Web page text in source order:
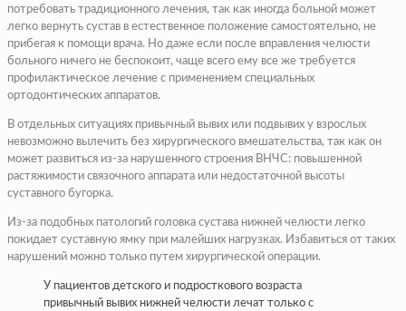
потребовать традиционного лечения, так как иногда больной может
легко вернуть сустав в естественное положение самостоятельно, не
прибегая к помощи врача. Но даже если после вправления челюсти
больного ничего не беспокоит, чаще всего ему все же требуется
профилактическое лечение с применением специальных
ортодонтических аппаратов.
В отдельных ситуациях привычный вывих или подвывих у взрослых
невозможно вылечить без хирургического вмешательства, так как он
может развиться из-за нарушенного строения ВНЧС: повышенной
растяжимости связочного аппарата или недостаточной высоты
суставного бугорка.
Из-за подобных патологий головка сустава нижней челюсти легко
покидает суставную ямку при малейших нагрузках. Избавиться от таких
нарушений можно только путем хирургической операции.
У пациентов детского и подросткового возраста
привычный вывих нижней челюсти лечат только с